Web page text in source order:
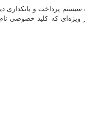
پرداخت و بانکداری
که کلید خصوصی نام